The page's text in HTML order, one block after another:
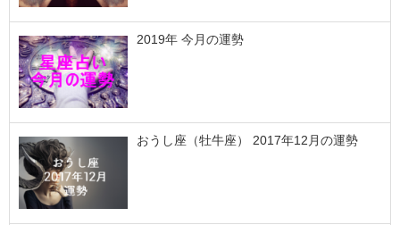
2019年 今月の運勢
おうし座（牡牛座） 2017年12月の運勢